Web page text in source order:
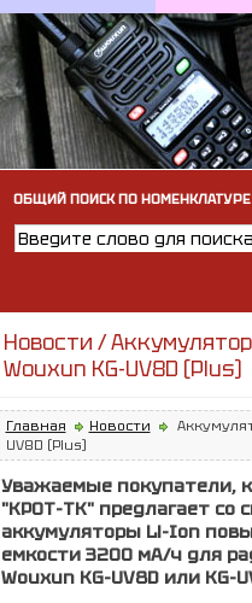
ОБЩИЙ ПОИСК ПО НОМЕНКЛАТУРЕ
Новости /
Wouxun KG-UV8D (Plus)
Главная Новости
UV8D (Plus)
Уважаемые покупатели,
"КРОТ-ТК"предлагает со
аккумуляторы Li-Ion
емкости 3200 мА/ч для
Wouxun KG-UV8D или KG-